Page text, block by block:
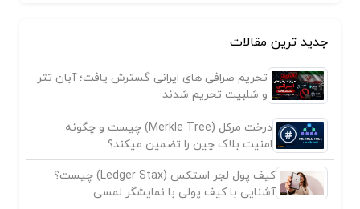
جدید ترین مقالات
تحریم صرافی های ایرانی گسترش یافت؛ آبان تتر
و شلبیت تحریم شدند
درخت مرکل (Merkle Tree) چیست و چگونه
امنیت بلاک چین را تضمین میکند؟
کیف پول لجر استکس (Ledger Stax) چیست؟
آشنایی با کیف پولی با نمایشگر لمسی